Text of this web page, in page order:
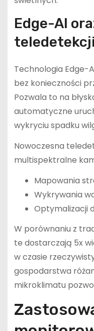
Edge-AI
teledetekcji
Technologia Edge-
bez konieczności
Pozwala to na
automatyczne
wykryciu spadku
Nowoczesna
multispektralne
Mapowania
Wykrywania
Optymalizacji
W porównaniu z
te dostarczają 5x
w czasie
gospodarstwa
mikroklimatu